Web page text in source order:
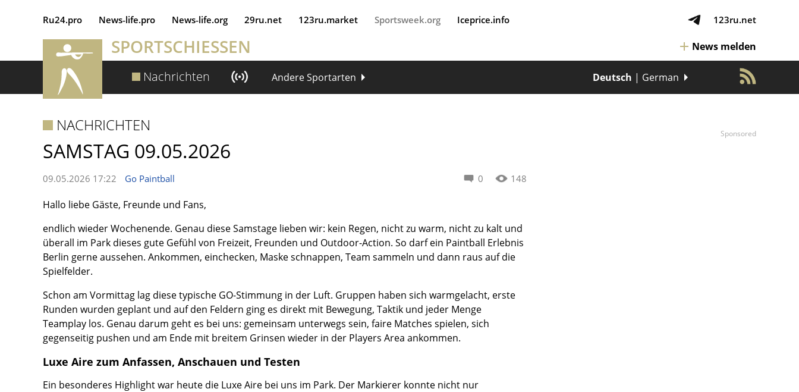
Ru24.pro News‑life.pro News‑life.org 29ru.net 123ru.market Sportsweek.org Iceprice.info 123ru.net
SPORTSCHIESSEN News melden
Nachrichten Andere Sportarten Deutsch | German
NACHRICHTEN
SAMSTAG 09.05.2026
0 148
09.05.2026 17:22 Go Paintball
Hallo liebe Gäste, Freunde und Fans,
endlich wieder Wochenende. Genau diese Samstage lieben wir: kein Regen, nicht zu warm, nicht zu kalt und
überall im Park dieses gute Gefühl von Freizeit, Freunden und Outdoor-Action. So darf ein Paintball Erlebnis
Berlin gerne aussehen. Ankommen, einchecken, Maske schnappen, Team sammeln und dann raus auf die
Spielfelder.
Schon am Vormittag lag diese typische GO-Stimmung in der Luft. Gruppen haben sich warmgelacht, erste
Runden wurden geplant und auf den Feldern ging es direkt mit Bewegung, Taktik und jeder Menge
Teamplay los. Genau darum geht es bei uns: gemeinsam unterwegs sein, faire Matches spielen, sich
gegenseitig pushen und am Ende mit breitem Grinsen wieder in der Players Area ankommen.
Luxe Aire zum Anfassen, Anschauen und Testen
Ein besonderes Highlight war heute die Luxe Aire bei uns im Park. Der Markierer konnte nicht nur
Sponsored